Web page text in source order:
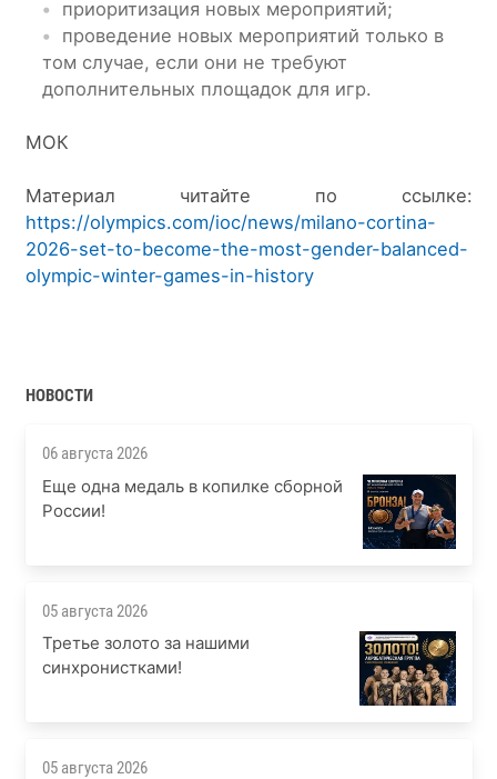
приоритизация новых мероприятий;
проведение новых мероприятий только в
том случае, если они не требуют
дополнительных площадок для игр.
МОК
https://olympics.com/ioc/news/milano-cortina-
2026-set-to-become-the-most-gender-balanced-
olympic-winter-games-in-history
НОВОСТИ
06 августа 2026
Еще одна медаль в копилке сборной
России!
05 августа 2026
Третье золото за нашими
синхронистками!
05 августа 2026